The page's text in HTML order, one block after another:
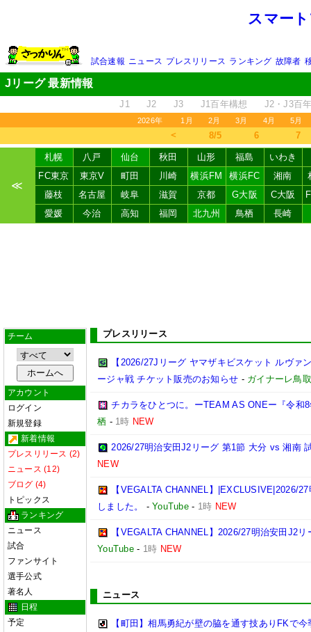
スマー
試合速報 ニュース プレスリリース ランキング 故障者
Jリーグ 最新情報
J1 J2 J3 J1百年構想 J2・J3百
2026年 1月 2月 3月 4月 5月
＜ 8/5 6 7
≪
札幌 八戸 仙台 秋田 山形 福島
いわき
FC東京
東京V 町田 川崎 横浜FM 横浜FC 湘南
藤枝
名古屋 岐阜 滋賀 京都 G大阪 C大阪
愛媛
今治 高知 福岡 北九州 鳥栖 長崎
チーム
アカウント
ログイン
新規登録
新着情報
プレスリリース (2)
ニュース (12)
ブログ (4)
トピックス
ランキング
ニュース
試合
ファンサイト
選手公式
著名人
日程
予定
プレスリリース
【2026/27Jリーグ ヤマザキビスケット ルヴ
ージャ戦 チケット販売のお知らせ - ガイナーレ鳥取
チカラをひとつに。ーTEAM AS ONEー『令和
栖 - 1時 NEW
2026/27明治安田J2リーグ 第1節 大分 vs 湘南
NEW
【VEGALTA CHANNEL】|EXCLUSIVE|2026/
しました。
-YouTube - 1時 NEW
【VEGALTA CHANNEL】2026/27明治安田J2
YouTube- 1時 NEW
ニュース
【町田】相馬勇紀が壁の脇を通す技ありFKで